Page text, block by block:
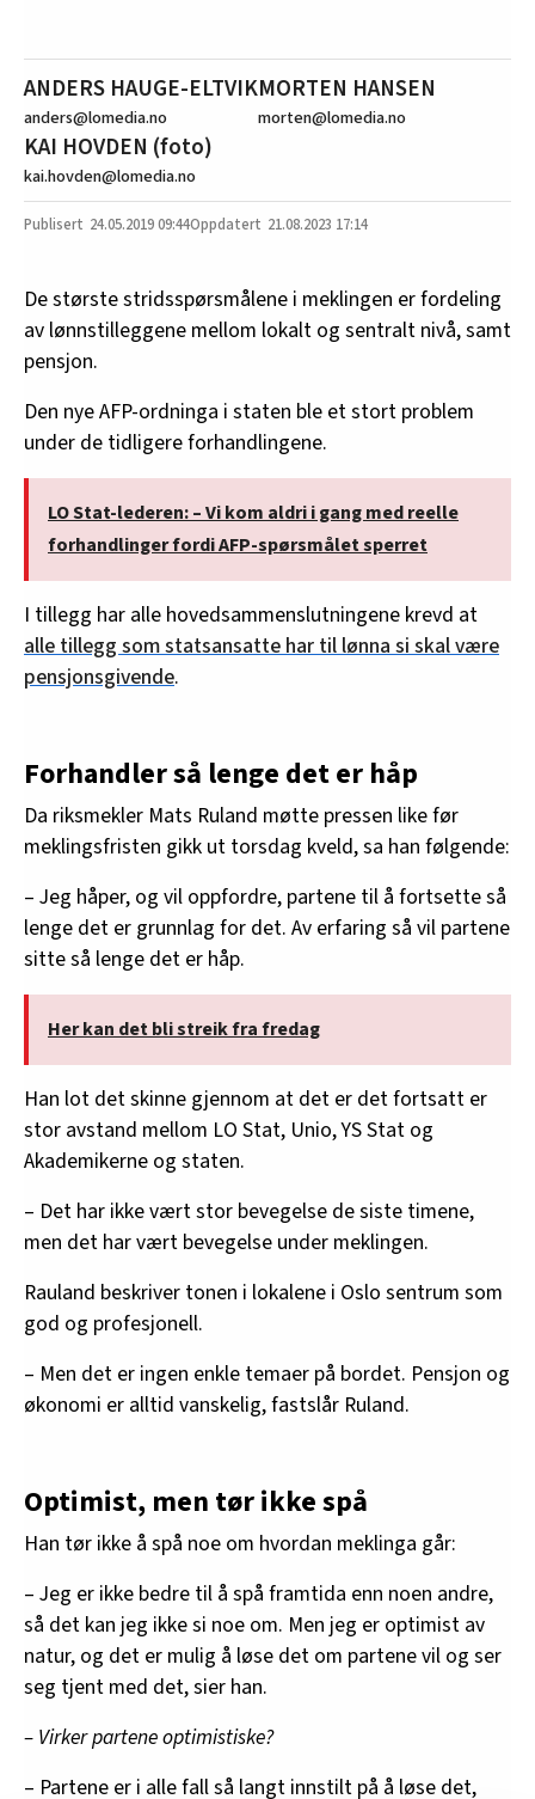
ANDERS HAUGE-ELTVIK
anders@lomedia.no
MORTEN HANSEN
morten@lomedia.no
KAI HOVDEN (foto)
kai.hovden@lomedia.no
24.05.201909:44 21.08.2023 17:14
De største stridsspørsmålene i meklingen er fordeling
av lønnstilleggene mellom lokalt og sentralt nivå, samt
pensjon.
Den nye AFP-ordninga i staten ble et stort problem
under de tidligere forhandlingene.
LO Stat-lederen: – Vi kom aldri i gang med reelle
forhandlinger fordi AFP-spørsmålet sperret
I tillegg har alle hovedsammenslutningene krevd at
alle tillegg som statsansatte har til lønna si skal være
pensjonsgivende.
Forhandler så lenge det er håp
Da riksmekler Mats Ruland møtte pressen like før
meklingsfristen gikk ut torsdag kveld, sa han følgende:
– Jeg håper, og vil oppfordre, partene til å fortsette så
lenge det er grunnlag for det. Av erfaring så vil partene
sitte så lenge det er håp.
Her kan det bli streik fra fredag
Han lot det skinne gjennom at det er det fortsatt er
stor avstand mellom LO Stat, Unio, YS Stat og
Akademikerne og staten.
– Det har ikke vært stor bevegelse de siste timene,
men det har vært bevegelse under meklingen.
Rauland beskriver tonen i lokalene i Oslo sentrum som
god og profesjonell.
– Men det er ingen enkle temaer på bordet. Pensjon og
økonomi er alltid vanskelig, fastslår Ruland.
Optimist, men tør ikke spå
Han tør ikke å spå noe om hvordan meklinga går:
– Jeg er ikke bedre til å spå framtida enn noen andre,
så det kan jeg ikke si noe om. Men jeg er optimist av
natur, og det er mulig å løse det om partene vil og ser
seg tjent med det, sier han.
– Virker partene optimistiske?
– Partene er i alle fall så langt innstilt på å løse det,